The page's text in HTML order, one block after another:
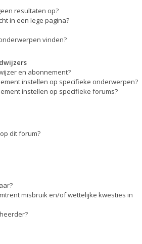
resultaten op?
in een lege pagina?
vinden?
en abonnement?
instellen op specifieke onderwerpen?
instellen op specifieke forums?
dit forum?
misbruik en/of wettelijke kwesties in